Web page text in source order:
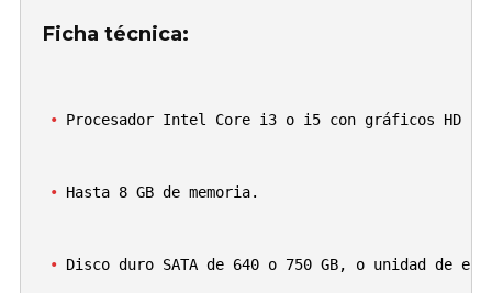
Ficha técnica:
Procesador Intel Core i3 o i5 con gráficos HD
Hasta 8 GB de memoria.
Disco duro SATA de 640 o 750 GB, o unidad de